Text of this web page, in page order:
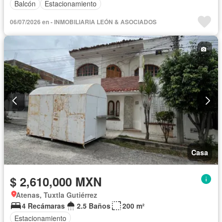
Balcón
Estacionamiento
06/07/2026 en - INMOBILIARIA LEÓN & ASOCIADOS
Casa
$ 2,610,000 MXN
Atenas, Tuxtla Gutiérrez
4 Recámaras
2.5 Baños
200 m²
Estacionamiento